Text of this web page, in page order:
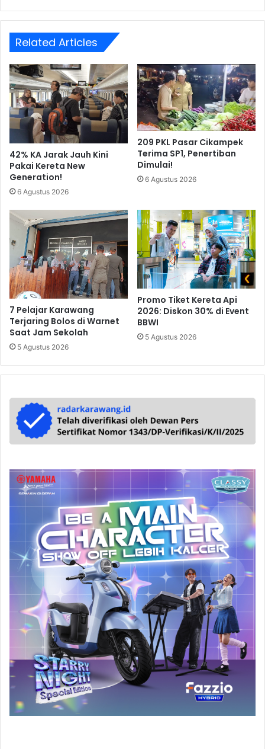
Related Articles
42% KA Jarak Jauh Kini
Pakai Kereta New
Generation!
6 Agustus 2026
209 PKL Pasar Cikampek
Terima SP1, Penertiban
Dimulai!
6 Agustus 2026
7 Pelajar Karawang
Terjaring Bolos di Warnet
Saat Jam Sekolah
5 Agustus 2026
Promo Tiket Kereta Api
2026: Diskon 30% di Event
BBWI
5 Agustus 2026